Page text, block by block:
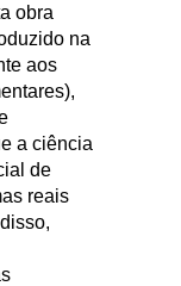
obra
na
aos
a ciência
de
reais